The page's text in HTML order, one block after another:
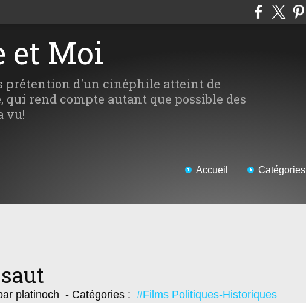
et Moi
prétention d'un cinéphile atteint de
qui rend compte autant que possible des
vu!
Accueil Catégories
platinoch - Catégories : #Films Politiques-Historiques